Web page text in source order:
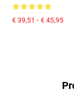
€ 39,51 - € 45,95